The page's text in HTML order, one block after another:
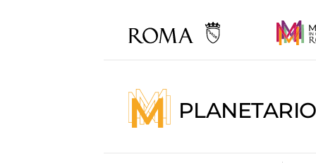
PLANETARIO